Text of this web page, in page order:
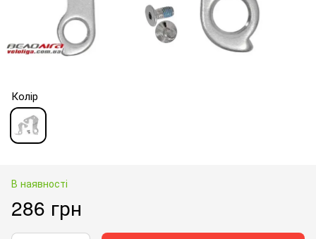
Колір
В наявності
286 грн